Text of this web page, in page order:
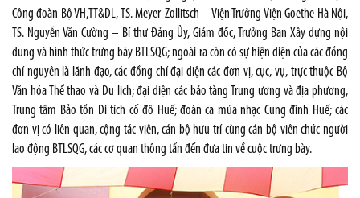
Công đoàn Bộ VH,TT&DL, TS. Meyer-Zollitsch – Viện Trưởng Viện Goethe Hà Nội,
TS. Nguyễn Văn Cường – Bí thư Đảng Ủy, Giám đốc, Trưởng Ban Xây dựng nội
dung và hình thức trưng bày BTLSQG; ngoài ra còn có sự hiện diện của các đồng
chí nguyên là lãnh đạo, các đồng chí đại diện các đơn vị, cục, vụ, trực thuộc Bộ
Văn hóa Thể thao và Du lịch; đại diện các bảo tàng Trung ương và địa phương,
Trung tâm Bảo tồn Di tích cố đô Huế; đoàn ca múa nhạc Cung đình Huế; các
đơn vị có liên quan, cộng tác viên, cán bộ hưu trí cùng cán bộ viên chức người
lao động BTLSQG, các cơ quan thông tấn đến đưa tin về cuộc trưng bày.